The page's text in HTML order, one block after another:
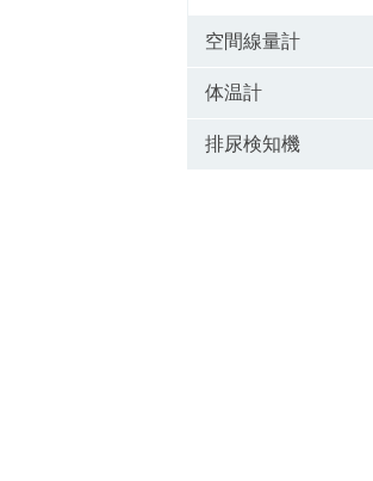
空間線量計
体温計
排尿検知機